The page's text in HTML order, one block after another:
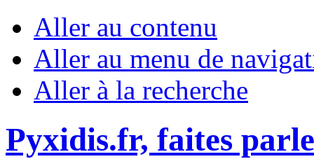
Aller au contenu
Aller au menu de
Aller à la recherche
Pyxidis.fr, faites